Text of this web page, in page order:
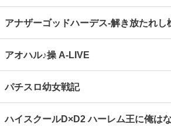
アナザーゴッドハーデス‐解き放たれし
アオハル♪操 A‐LIVE
パチスロ幼女戦記
ハイスクールD×D2 ハーレム王に俺は